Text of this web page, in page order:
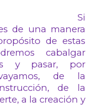
de una manera
de estas
cabalgar
y pasar, por
de la
de la
a la creación y